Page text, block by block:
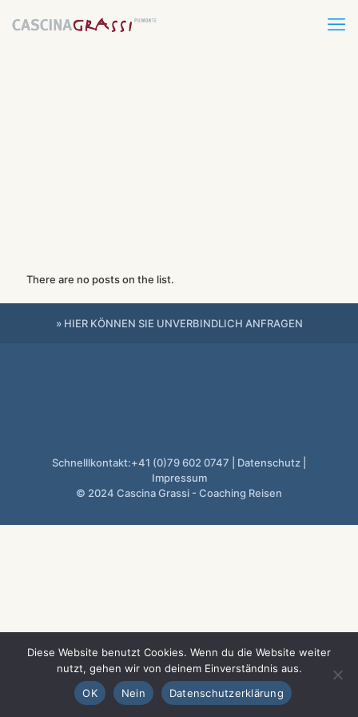
There are no posts on the list.
» HIER KÖNNEN SIE UNVERBINDLICH ANFRAGEN
Schnelllkontakt:+41 (0)79 602 0747 | Datenschutz
Impressum
© 2024 Cascina Grassi - Coaching Reisen
Diese Website benutzt Cookies. Wenn du die Website weiter
nutzt, gehen wir von deinem Einverständnis aus.
OK
Nein Datenschutzerklärung